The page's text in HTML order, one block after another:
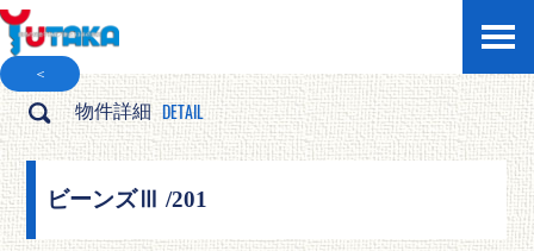
＜
物件詳細 DETAIL
ビーンズⅢ /201